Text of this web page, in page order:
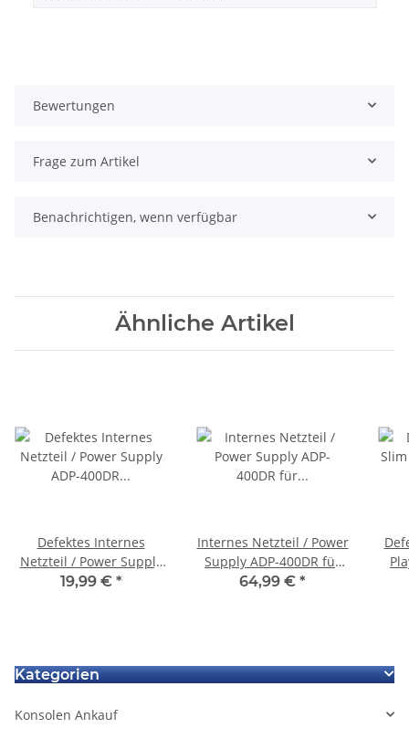
Bewertungen
Frage zum Artikel
Benachrichtigen, wenn verfügbar
Ähnliche Artikel
Defektes Internes
Netzteil / Power Supply
ADP-400DR für
19,99 € *
Internes Netzteil / Power
Supply ADP-400DR für
Playstation 5 PS5 für CFI-
64,99 € *
Kategorien
Konsolen Ankauf